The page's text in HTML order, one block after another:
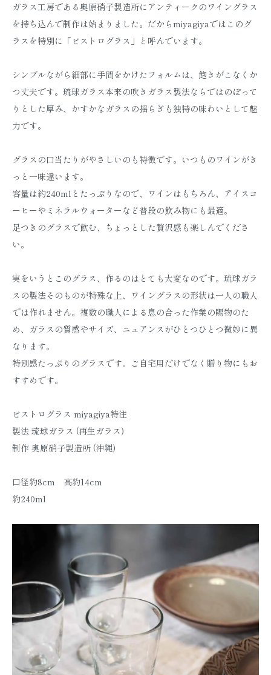
ガラス工房である奥原硝子製造所にアンティークのワイングラス
を持ち込んで制作は始まりました。だからmiyagiyaではこのグ
ラスを特別に「ビストログラス」と呼んでいます。
シンプルながら細部に手間をかけたフォルムは、飽きがこなくか
つ丈夫です。琉球ガラス本来の吹きガラス製法ならではのぽって
りとした厚み、かすかなガラスの揺らぎも独特の味わいとして魅
力です。
グラスの口当たりがやさしいのも特徴です。いつものワインがき
っと一味違います。
容量は約240mlとたっぷりなので、ワインはもちろん、アイスコ
ーヒーやミネラルウォーターなど普段の飲み物にも最適。
足つきのグラスで飲む、ちょっとした贅沢感も楽しんでくださ
い。
実をいうとこのグラス、作るのはとても大変なのです。琉球ガラ
スの製法そのものが特殊な上、ワイングラスの形状は一人の職人
では作れません。複数の職人による息の合った作業の賜物のた
め、ガラスの質感やサイズ、ニュアンスがひとつひとつ微妙に異
なります。
特別感たっぷりのグラスです。ご自宅用だけでなく贈り物にもお
すすめです。
ビストログラス miyagiya特注
製法 琉球ガラス (再生ガラス)
制作 奥原硝子製造所 (沖縄)
口径約8cm 高約14cm
約240ml